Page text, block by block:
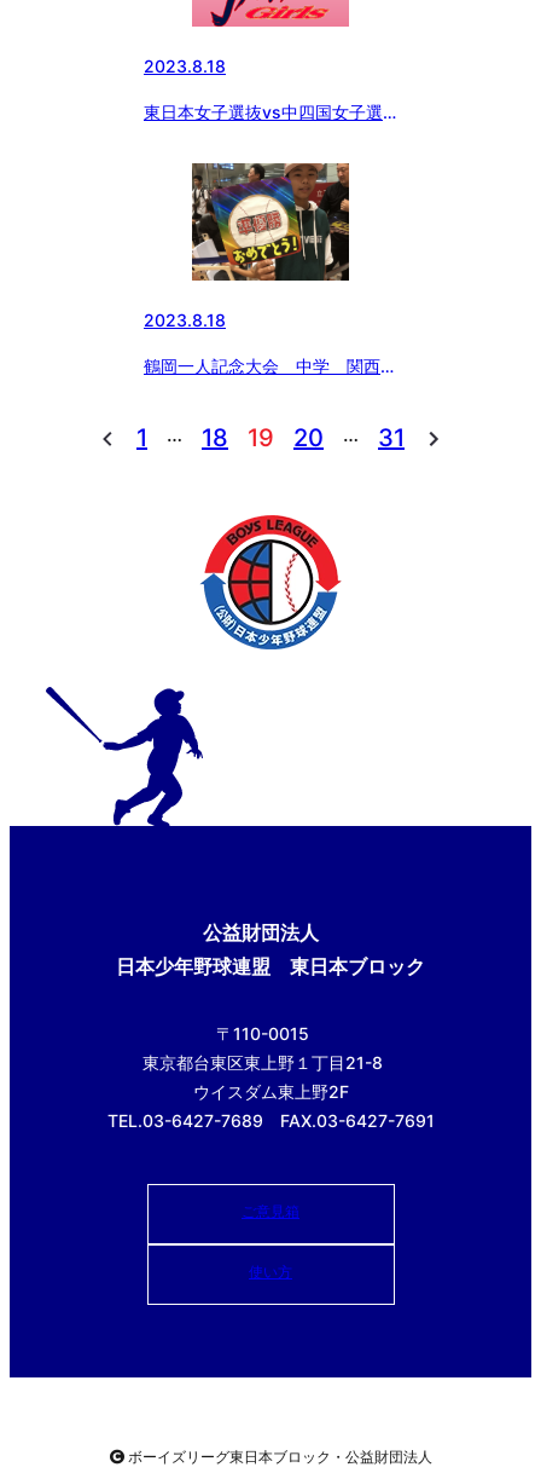
2023.8.18
東日本女子選抜vs中四国女子選
2023.8.18
鶴岡一人記念大会 中学 関西撃
1 … 18 19 20 … 31
公益財団法人
日本少年野球連盟 東日本ブロック
〒110-0015
東京都台東区東上野１丁目21-8
ウイスダム東上野2F
TEL.03-6427-7689 FAX.03-6427-7691
ご意見箱
使い方
ボーイズリーグ東日本ブロック・公益財団法人